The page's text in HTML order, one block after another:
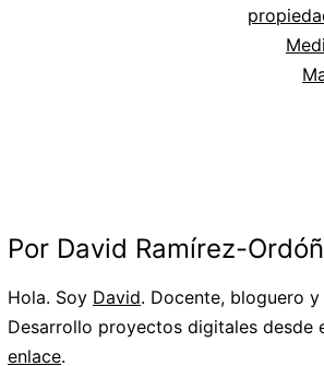
Por David Ramírez-
Hola. Soy David. Docente, bloguero
Desarrollo proyectos digitales desde
enlace.